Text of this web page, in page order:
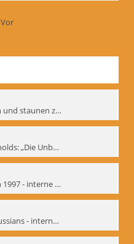
Vor
Von der Kunst, lachen und staunen zu machen. Das Meyerhold-Projekt im bat Studiotheater - interne Signatur: BM-prt-63
Keine Sklaven Meyerholds: „Die Unbekannte“ und „Eine gewisse Anzahl Gespräche im bat“ - interne Signatur: BM-prt-64
Mann ist Mann, Berlin 1997 - interne Signatur: BM-prt-66
Reconstructing the Russians - interne Signatur: BM-prt-70b